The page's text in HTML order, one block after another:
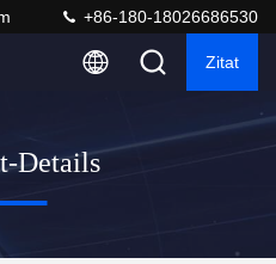
+86-180-18026686530
Zitat
Details